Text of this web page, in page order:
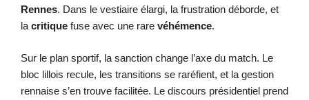
Rennes. Dans le vestiaire élargi, la frustration déborde, et
lacritique fuse avec une rare véhémence.
Sur le plan sportif, la sanction change l’axe du match. Le
bloc lillois recule, les transitions se raréfient, et la gestion
rennaise s’en trouve facilitée. Le discours présidentiel prend